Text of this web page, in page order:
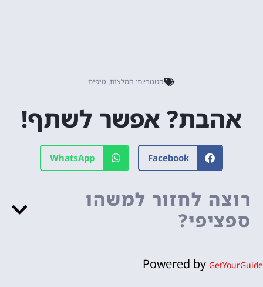
קטגוריות: המלצות, טיפים
אהבת? אפשר לשתף!
Facebook
WhatsApp
רוצה לחזור למשהו
ספציפי?
Powered by GetYourGuide